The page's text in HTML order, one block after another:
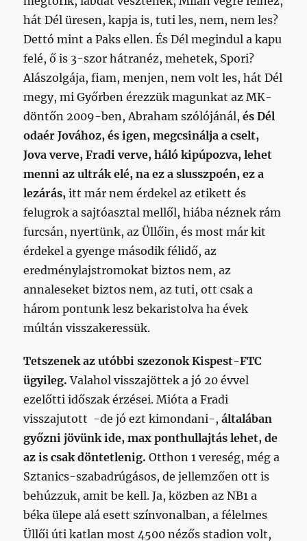
hát Dél üresen, kapja is, tuti les, nem, nem les?
Dettó mint a Paks ellen. És Dél megindul a kapu
felé, ő is 3-szor hátranéz, mehetek, Spori?
Alászolgája, fiam, menjen, nem volt les, hát Dél
megy, mi Győrben érezzük magunkat az MK-
döntőn 2009-ben, Abraham szólójánál,és Dél
odaér Jovához, és igen, megcsinálja a cselt,
Jova verve, Fradi verve, háló kipúpozva, lehet
menni az ultrák elé, na ez a slusszpoén, ez a
lezárás,itt már nem érdekel az etikett és
felugrok a sajtóasztal mellől, hiába néznek rám
furcsán, nyertünk, az Üllőin, és most már kit
érdekel a gyenge második félidő, az
eredménylajstromokat biztos nem, az
annaleseket biztos nem, az tuti, ott csak a
három pontunk lesz bekaristolva ha évek
múltán visszakeressük.
Tetszenek az utóbbi szezonok Kispest-FTC
ügyileg. Valahol visszajöttek a jó 20 évvel
ezelőtti időszak érzései. Mióta a Fradi
visszajutott -de jó ezt kimondani-,általában
győzni jövünk ide, max ponthullajtás lehet, de
az is csak döntetlenig. Otthon 1 vereség, még a
Sztanics-szabadrúgásos, de jellemzően ott is
behúzzuk, amit be kell. Ja, közben az NB1 a
béka ülepe alá esett színvonalban, a félelmes
Üllői úti katlan most 4500 nézős stadion volt,